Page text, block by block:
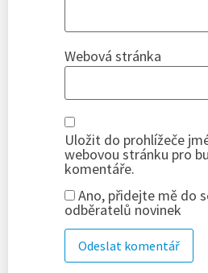
Webová stránka
Uložit do prohlížeče
webovou stránku pro
komentáře.
Ano, přidejte mě do
odběratelů novinek